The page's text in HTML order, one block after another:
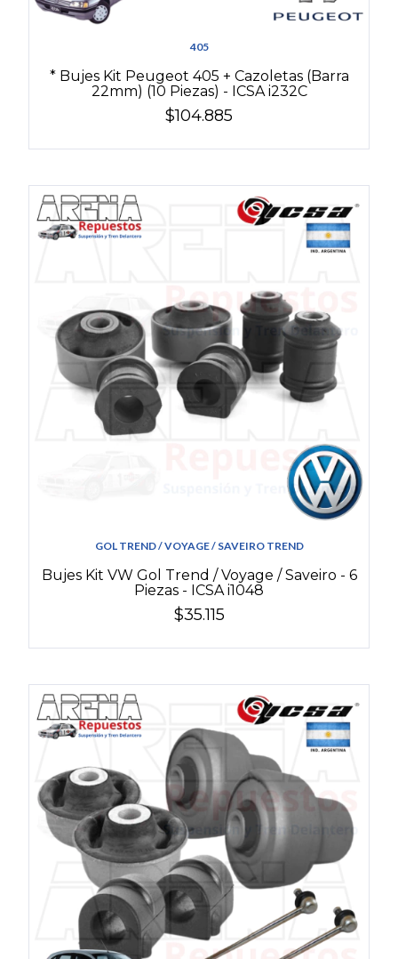
405
* Bujes Kit Peugeot 405 + Cazoletas (Barra
22mm) (10 Piezas) - ICSA i232C
$104.885
GOL TREND / VOYAGE / SAVEIRO TREND
Bujes Kit VW Gol Trend / Voyage / Saveiro - 6
Piezas - ICSA i1048
$35.115